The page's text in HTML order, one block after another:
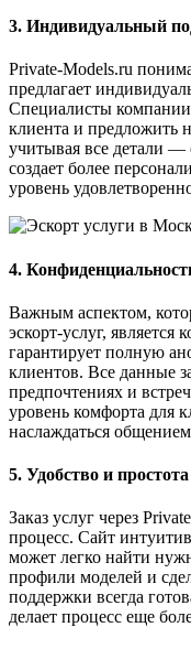
3. Индивидуальный
Private-Models.ru
предлагает
Специалисты
клиента и предложить
учитывая все детали —
создает более
уровень
4.
Важным аспектом,
эскорт-услуг,
гарантирует полную
клиентов. Все данные
предпочтениях и
уровень комфорта для
наслаждаться
5. Удобство и простота
Заказ услуг через
процесс. Сайт
может легко найти
профили моделей и
поддержки всегда
делает процесс еще